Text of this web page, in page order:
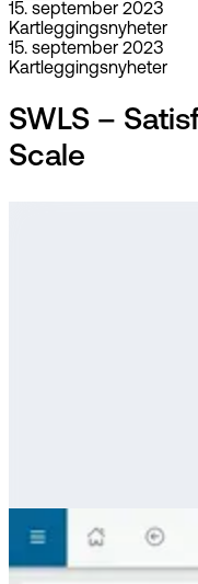
15. september 2023
Kartleggingsnyheter
15. september 2023
Kartleggingsnyheter
SWLS –
Scale